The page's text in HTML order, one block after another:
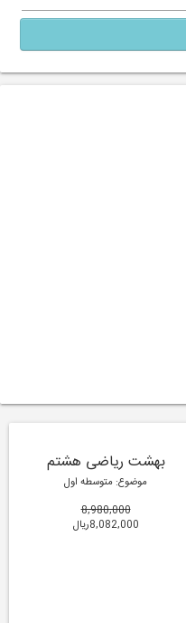
بهشت ریاضی هشتم
موضوع: متوسطه اول
8,980,000
8,082,000ریال